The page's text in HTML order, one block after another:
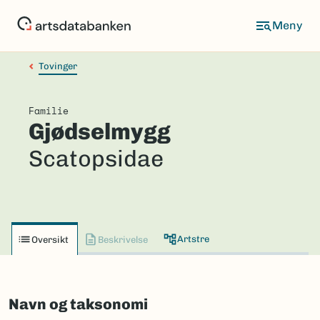
Tovinger
Familie
Gjødselmygg
Scatopsidae
Oversikt Beskrivelse Artstre
Navn og taksonomi